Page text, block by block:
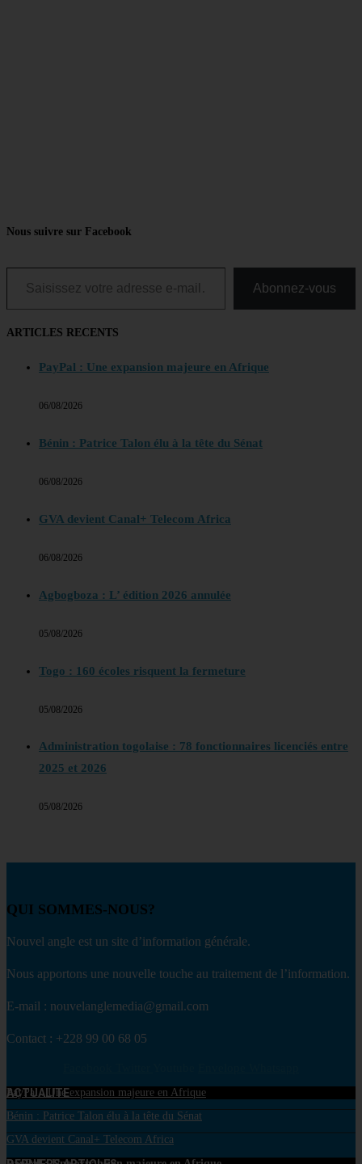
Nous suivre sur Facebook
Saisissez votre adresse e-mail…
Abonnez-vous
ARTICLES RECENTS
PayPal : Une expansion majeure en Afrique
06/08/2026
Bénin : Patrice Talon élu à la tête du Sénat
06/08/2026
GVA devient Canal+ Telecom Africa
06/08/2026
Agbogboza : L’ édition 2026 annulée
05/08/2026
Togo : 160 écoles risquent la fermeture
05/08/2026
Administration togolaise : 78 fonctionnaires licenciés entre
2025 et 2026
05/08/2026
QUI SOMMES-NOUS?
Nouvel angle est un site d’information générale.
Nous apportons une nouvelle touche au traitement de l’information.
E-mail : nouvelanglemedia@gmail.com
Contact : +228 99 00 68 05
ACTUALITE
PayPal : Une expansion majeure en Afrique
Bénin : Patrice Talon élu à la tête du Sénat
GVA devient Canal+ Telecom Africa